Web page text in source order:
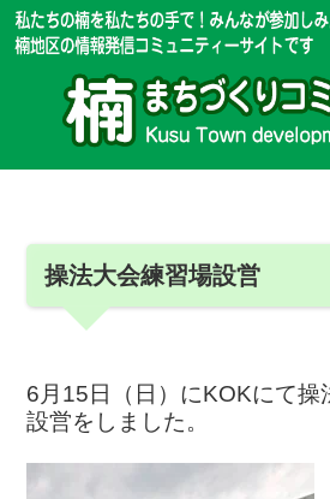
操法大会練習場設営
6月15日（日）にKOKにて操
設営をしました。